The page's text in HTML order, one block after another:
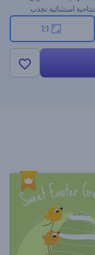
استثنائية تجذب
الإبداع والتفرد!
1:1